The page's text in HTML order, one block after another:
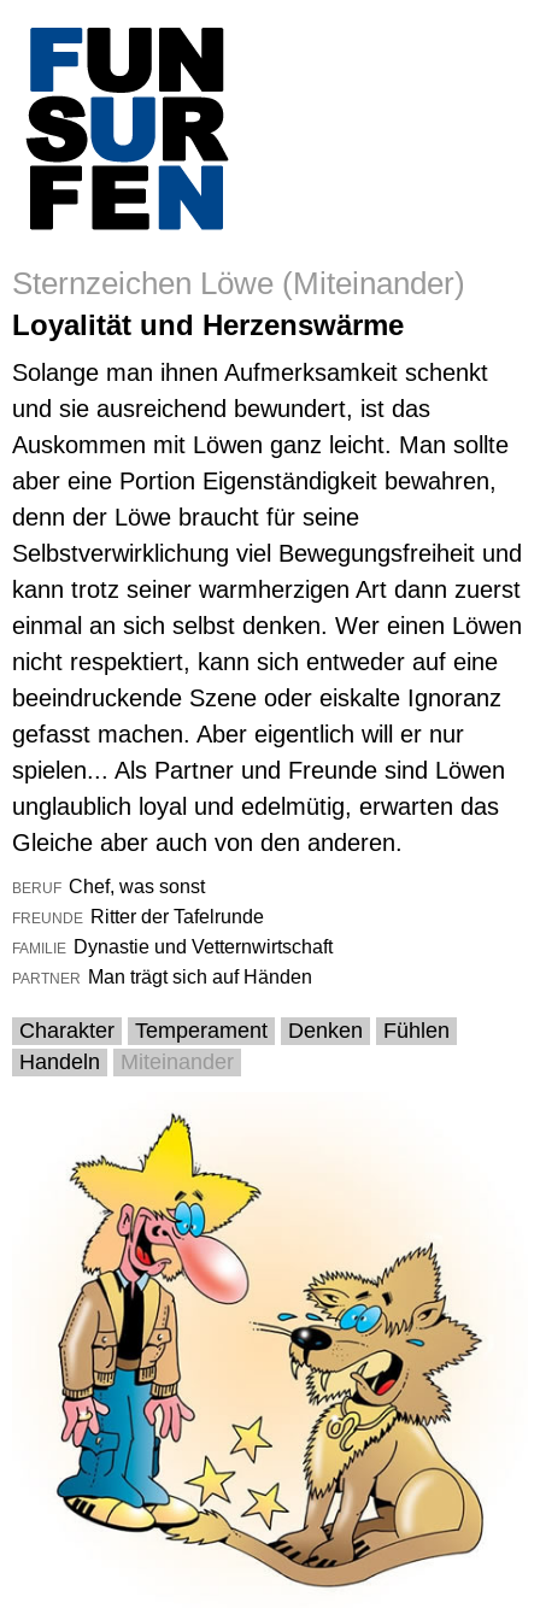
Sternzeichen Löwe (Miteinander)
Loyalität und Herzenswärme
Solange man ihnen Aufmerksamkeit schenkt
und sie ausreichend bewundert, ist das
Auskommen mit Löwen ganz leicht. Man sollte
aber eine Portion Eigenständigkeit bewahren,
denn der Löwe braucht für seine
Selbstverwirklichung viel Bewegungsfreiheit und
kann trotz seiner warmherzigen Art dann zuerst
einmal an sich selbst denken. Wer einen Löwen
nicht respektiert, kann sich entweder auf eine
beeindruckende Szene oder eiskalte Ignoranz
gefasst machen. Aber eigentlich will er nur
spielen... Als Partner und Freunde sind Löwen
unglaublich loyal und edelmütig, erwarten das
Gleiche aber auch von den anderen.
BERUF Chef, was sonst
FREUNDE Ritter der Tafelrunde
FAMILIE Dynastie und Vetternwirtschaft
PARTNER Man trägt sich auf Händen
Charakter Temperament Denken
Fühlen
Handeln
Miteinander